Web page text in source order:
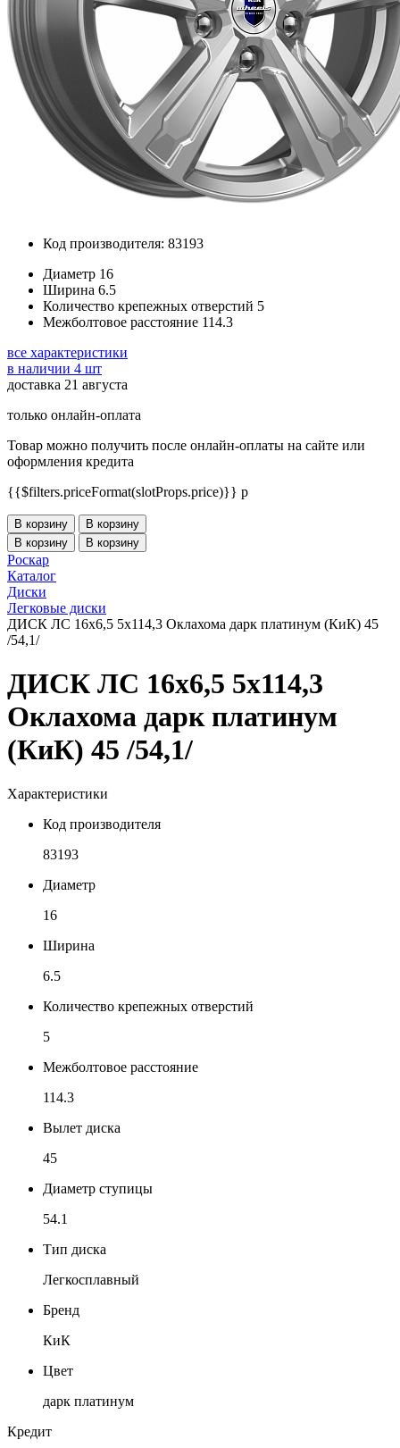
Код производителя: 83193
Диаметр 16
Ширина 6.5
Количество крепежных отверстий 5
Межболтовое расстояние 114.3
все характеристики
в наличии 4 шт
доставка 21 августа
только онлайн-оплата
Товар можно получить после онлайн-оплаты на сайте или
оформления кредита
{{$filters.priceFormat(slotProps.price)}} p
В корзину
В корзину
В корзину
В корзину
Роскар
Каталог
Диски
Легковые диски
ДИСК ЛС 16x6,5 5x114,3 Оклахома дарк платинум (КиК) 45
/54,1/
ДИСК ЛС 16x6,5 5x114,3
Оклахома дарк платинум
(КиК) 45 /54,1/
Характеристики
Код производителя
83193
Диаметр
16
Ширина
6.5
Количество крепежных отверстий
5
Межболтовое расстояние
114.3
Вылет диска
45
Диаметр ступицы
54.1
Тип диска
Легкосплавный
Бренд
КиК
Цвет
дарк платинум
Кредит